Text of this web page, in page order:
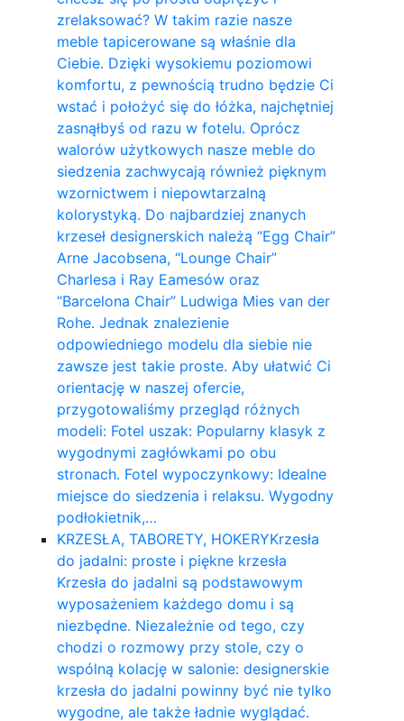
zrelaksować? W takim razie nasze
meble tapicerowane są właśnie dla
Ciebie. Dzięki wysokiemu poziomowi
komfortu, z pewnością trudno będzie Ci
wstać i położyć się do łóżka, najchętniej
zasnąłbyś od razu w fotelu. Oprócz
walorów użytkowych nasze meble do
siedzenia zachwycają również pięknym
wzornictwem i niepowtarzalną
kolorystyką. Do najbardziej znanych
krzeseł designerskich należą “Egg Chair”
Arne Jacobsena, “Lounge Chair”
Charlesa i Ray Eamesów oraz
“Barcelona Chair” Ludwiga Mies van der
Rohe. Jednak znalezienie
odpowiedniego modelu dla siebie nie
zawsze jest takie proste. Aby ułatwić Ci
orientację w naszej ofercie,
przygotowaliśmy przegląd różnych
modeli: Fotel uszak: Popularny klasyk z
wygodnymi zagłówkami po obu
stronach. Fotel wypoczynkowy: Idealne
miejsce do siedzenia i relaksu. Wygodny
podłokietnik,…
KRZESŁA, TABORETY, HOKERYKrzesła
do jadalni: proste i piękne krzesła
Krzesła do jadalni są podstawowym
wyposażeniem każdego domu i są
niezbędne. Niezależnie od tego, czy
chodzi o rozmowy przy stole, czy o
wspólną kolację w salonie: designerskie
krzesła do jadalni powinny być nie tylko
wygodne, ale także ładnie wyglądać.